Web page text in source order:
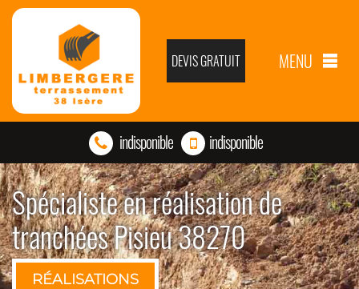
DEVIS GRATUIT MENU
indisponible indisponible
Spécialiste en réalisation de
tranchées Pisieu 38270
RÉALISATIONS